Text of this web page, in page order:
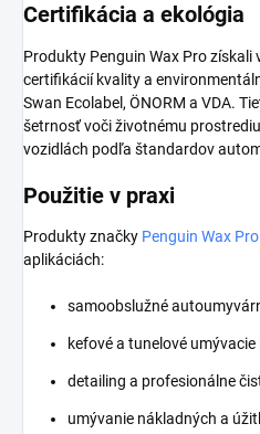
Certifikácia a ekológia
Produkty Penguin Wax Pro získali
certifikácií kvality a
Swan Ecolabel, ÖNORM a VDA.
šetrnosť voči životnému
vozidlách podľa štandardov
Použitie v praxi
Produkty značky Penguin Wax Pro
aplikáciách:
samoobslužné
kefové a tunelové umývacie
detailing a profesionálne
umývanie nákladných a